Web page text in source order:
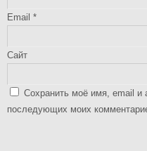
Email *
Сайт
Сохранить моё имя, email и
последующих моих